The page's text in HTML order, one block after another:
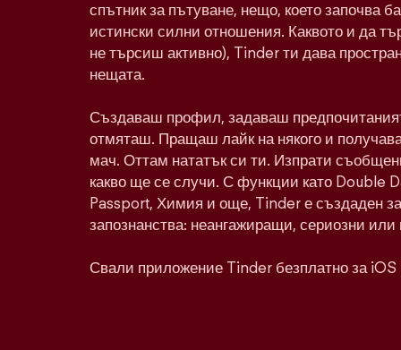
спътник за пътуване, нещо, което започва
истински силни отношения. Каквото и да
не търсиш активно), Tinder ти дава
нещата.
Създаваш профил, задаваш
отмяташ. Пращаш лайк на някого и
мач. Оттам нататък си ти. Изпрати
какво ще се случи. С функции като Double
Passport, Химия и още, Tinder е създаден
запознанства: неангажиращи, сериозни или
Свали приложение Tinder безплатно за